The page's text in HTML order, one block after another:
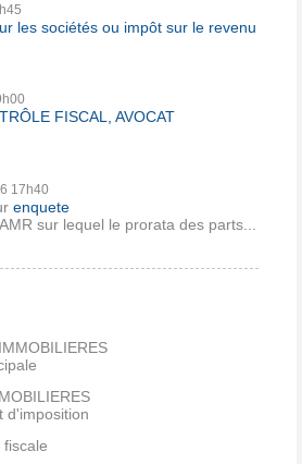
les sociétés ou impôt sur le revenu
FISCAL, AVOCAT
17h40
enquete
sur lequel le prorata des parts...
d'imposition